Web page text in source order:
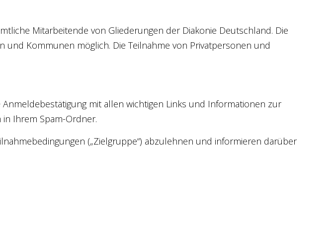
Mitarbeitende von Gliederungen der Diakonie Deutschland. Die
Kommunen möglich. Die Teilnahme von Privatpersonen und
mit allen wichtigen Links und Informationen zur
Ihrem Spam-Ordner.
(„Zielgruppe“) abzulehnen und informieren darüber